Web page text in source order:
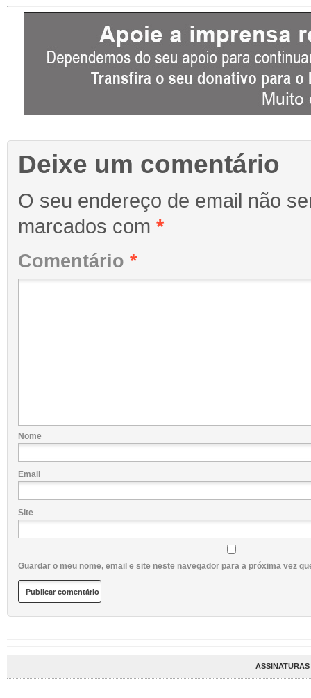
Deixe um comentário
O seu endereço de email não
marcados com *
Comentário *
Nome
Email
Site
Guardar o meu nome, email e site neste navegador para a próxima vez
ASSINATURAS